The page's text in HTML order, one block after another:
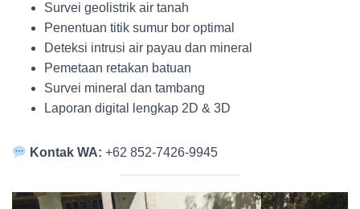
Survei geolistrik air tanah
Penentuan titik sumur bor optimal
Deteksi intrusi air payau dan mineral
Pemetaan retakan batuan
Survei mineral dan tambang
Laporan digital lengkap 2D & 3D
Kontak WA: +62 852-7426-9945